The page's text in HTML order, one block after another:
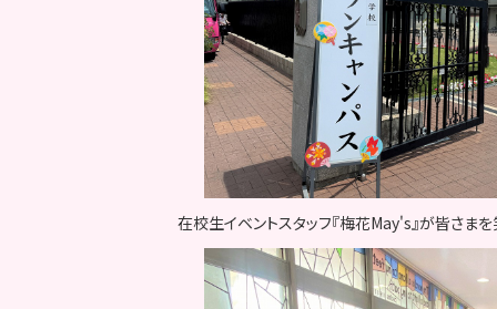
在校生イベントスタッフ『梅花May's』が皆さま